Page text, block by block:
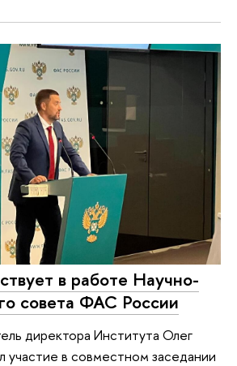
в работе Научно-
совета ФАС России
директора Института Олег
участие в совместном заседании